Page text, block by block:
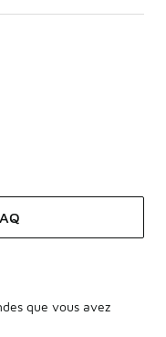
que vous avez